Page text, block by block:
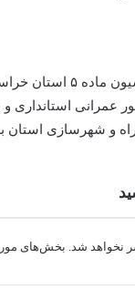
پنجمین جلسه
عمرانی استانداری و
و شهرسازی استان
نخواهد شد. بخش‌های